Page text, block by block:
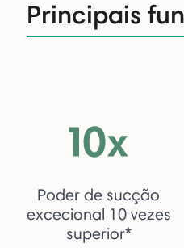
Principais
Poder de sucção
excecional 10 vezes
superior*